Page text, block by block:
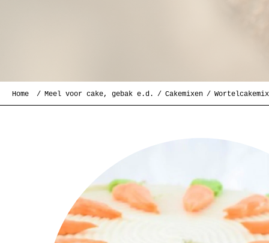
Home Meel voor cake, gebak e.d. Cakemixen Wortelcakemix